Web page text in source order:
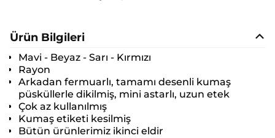
Ürün Bilgileri
Mavi - Beyaz - Sarı - Kırmızı
Rayon
Arkadan fermuarlı, tamamı desenli kumaş
püsküllerle dikilmiş, mini astarlı, uzun etek
Çok az kullanılmış
Kumaş etiketi kesilmiş
Bütün ürünlerimiz ikinci eldir